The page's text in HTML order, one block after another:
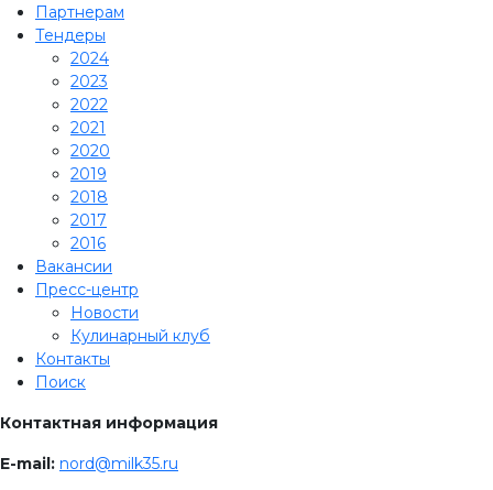
Партнерам
Тендеры
2024
2023
2022
2021
2020
2019
2018
2017
2016
Вакансии
Пресс-центр
Новости
Кулинарный клуб
Контакты
Поиск
Контактная информация
E-mail: nord@milk35.ru